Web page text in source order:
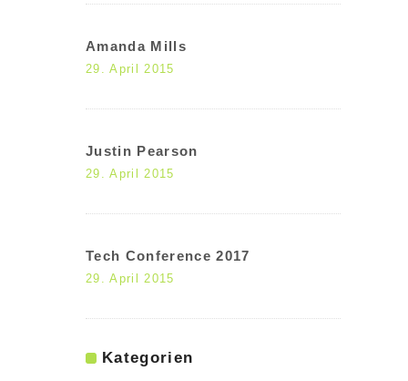
Amanda Mills
29. April 2015
Justin Pearson
29. April 2015
Tech Conference 2017
29. April 2015
Kategorien